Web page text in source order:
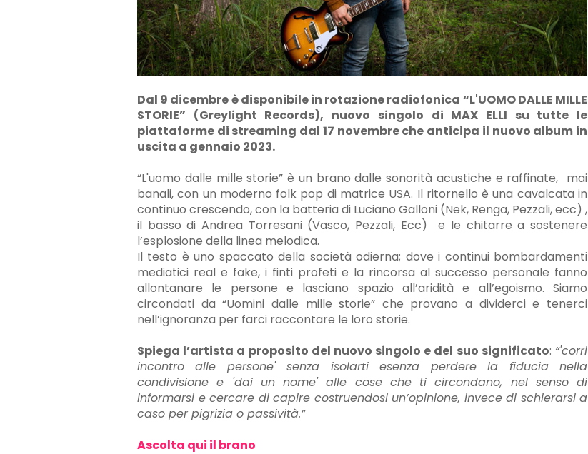
Dal 9 dicembre è disponibile in rotazione radiofonica “L'UOMO DALLE MILLE
STORIE” (Greylight Records), nuovo singolo di MAX ELLI su tutte le
piattaforme di streaming dal 17 novembre che anticipa il nuovo album in
uscita a gennaio 2023.
“L'uomo dalle mille storie” è un brano dalle sonorità acustiche e raffinate, mai
banali, con un moderno folk pop di matrice USA. Il ritornello è una cavalcata in
continuo crescendo, con la batteria di Luciano Galloni (Nek, Renga, Pezzali, ecc) ,
il basso di Andrea Torresani (Vasco, Pezzali, Ecc)
e le chitarre a sostenere
l’esplosione della linea melodica.
Il testo è uno spaccato della società odierna; dove i continui bombardamenti
mediatici real e fake, i finti profeti e la rincorsa al successo personale fanno
allontanare le persone e lasciano spazio all’aridità e all’egoismo. Siamo
circondati da “Uomini dalle mille storie” che provano a dividerci e tenerci
nell’ignoranza per farci raccontare le loro storie.
Spiega l’artista a proposito del nuovo singolo e del suo significato: “'corri
incontro alle persone' senza isolarti esenza perdere la fiducia nella
condivisione e 'dai un nome' alle cose che ti circondano, nel senso di
informarsi e cercare di capire costruendosi un’opinione, invece di schierarsi a
caso per pigrizia o passività.”
Ascolta qui il brano